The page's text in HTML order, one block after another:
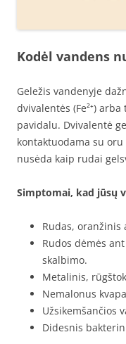
Kodėl vandens
Geležis vandenyje
dvivalentės (Fe²⁺)
pavidalu. Dvivalentė
kontaktuodama su
nusėda kaip rudai
Simptomai, kad jūsų
Rudas, oranžinis
Rudos dėmės
skalbimo.
Metalinis,
Nemalonus
Užsikemšančios
Didesnis